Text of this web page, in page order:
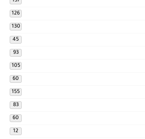
126
130
45
93
105
60
155
83
60
12